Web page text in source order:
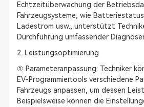
Echtzeitüberwachung der
Fahrzeugsysteme, wie
Ladestrom usw., unterstützt
Durchführung umfassender
2. Leistungsoptimierung
① Parameteranpassung: Techniker
EV-Programmiertools verschiedene
Fahrzeugs anpassen, um dessen
Beispielsweise können die